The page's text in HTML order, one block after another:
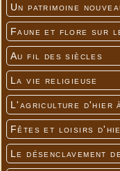
Un patrimoine
Faune et flore sur
Au fil des siècles
La vie religieuse
L'agriculture d'hier
Fêtes et loisirs
Le désenclavement